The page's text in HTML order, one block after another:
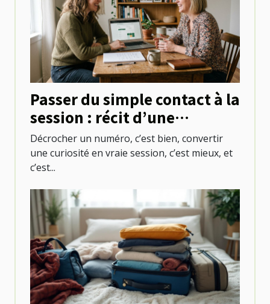
Passer du simple contact à la
session : récit d’une
première réservation réussie
Décrocher un numéro, c’est bien, convertir
une curiosité en vraie session, c’est mieux, et
c’est...